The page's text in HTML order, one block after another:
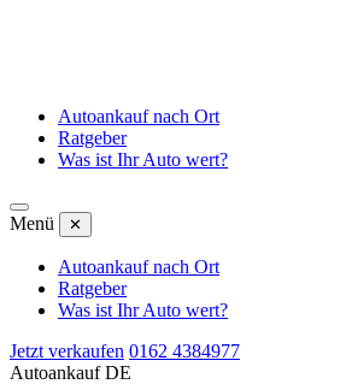
Autoankauf nach Ort
Ratgeber
Was ist Ihr Auto wert?
Menü ✕
Autoankauf nach Ort
Ratgeber
Was ist Ihr Auto wert?
Jetzt verkaufen 0162 4384977
Autoankauf DE